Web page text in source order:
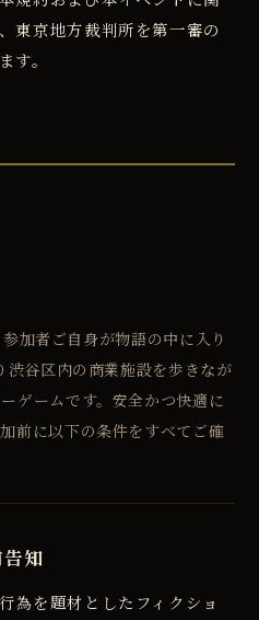
東京地方裁判所を第一審の
す。
加者ご自身が物語の中に入り
谷区内の商業施設を歩きなが
ゲームです。安全かつ快適に
前に以下の条件をすべてご確
知
為を題材としたフィクショ